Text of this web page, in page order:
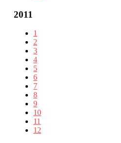
2011
1
2
3
4
5
6
7
8
9
10
11
12